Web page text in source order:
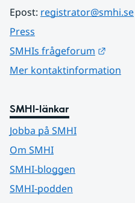
Epost: registrator@smhi.se
Press
SMHIs frågeforum
Mer kontaktinformation
SMHI-länkar
Jobba på SMHI
Om SMHI
SMHI-bloggen
SMHI-podden